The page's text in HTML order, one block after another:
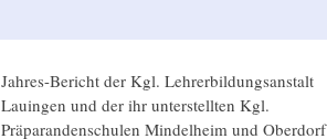
Jahres-Bericht der Kgl. Lehrerbildungsanstalt
Lauingen und der ihr unterstellten Kgl.
Präparandenschulen Mindelheim und Oberdorf